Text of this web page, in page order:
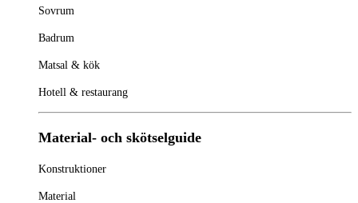
Sovrum
Badrum
Matsal & kök
Hotell & restaurang
Material- och skötselguide
Konstruktioner
Material